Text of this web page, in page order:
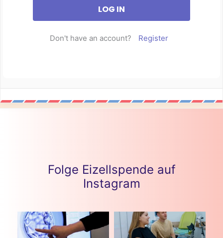
Don't have an account? Register
Folge Eizellspende auf
Instagram